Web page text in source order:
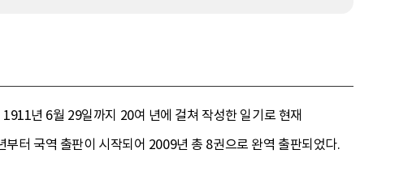
1911년 6월 29일까지 20여 년에 걸쳐 작성한 일기로 현재
터 국역 출판이 시작되어 2009년 총 8권으로 완역 출판되었다.